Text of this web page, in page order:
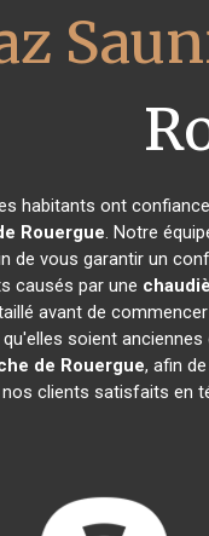
habitants ont
Rouergue. Notre
de vous garantir un
causés par une
avant de
qu'elles soient
de Rouergue, afin
clients satisfaits en